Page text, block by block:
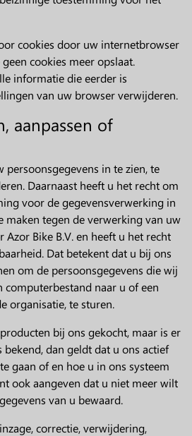
cookies door uw internetbrowser
cookies meer opslaat.
informatie die eerder is
van uw browser verwijderen.
aanpassen of
persoonsgegevens in te zien, te
Daarnaast heeft u het recht om
voor de gegevensverwerking in
maken tegen de verwerking van uw
Azor Bike B.V. en heeft u het recht
Dat betekent dat u bij ons
om de persoonsgegevens die wij
computerbestand naar u of een
organisatie, te sturen.
bij ons gekocht, maar is er
dan geldt dat u ons actief
gaan of en hoe u in ons systeem
ook aangeven dat u niet meer wilt
van u bewaard.
correctie, verwijdering,